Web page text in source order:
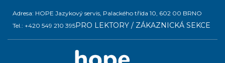
Adresa: HOPE Jazykový servis, Palackého třída 10, 602 00 BRNO
Tel.: +420 549 210 395PRO LEKTORY / ZÁKAZNICKÁ SEKCE